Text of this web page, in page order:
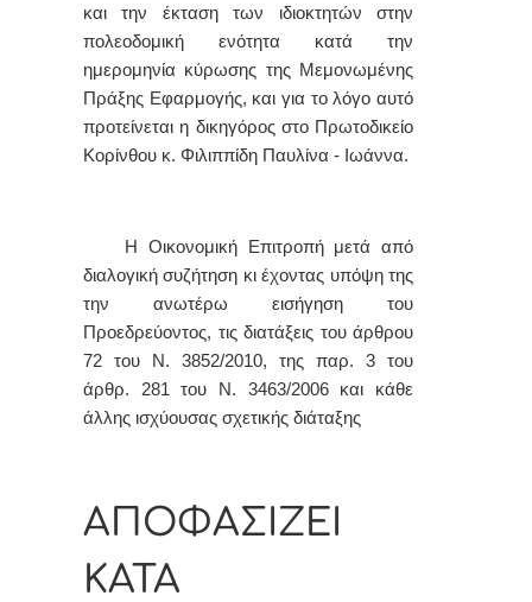
και την έκταση των ιδιοκτητών στην
πολεοδομική ενότητα κατά την
ημερομηνία κύρωσης της Μεμονωμένης
Πράξης Εφαρμογής, και για το λόγο αυτό
προτείνεται η δικηγόρος στο Πρωτοδικείο
Κορίνθου κ. Φιλιππίδη Παυλίνα - Ιωάννα.
Η Οικονομική Επιτροπή μετά από
διαλογική συζήτηση κι έχοντας υπόψη της
την ανωτέρω εισήγηση του
Προεδρεύοντος, τις διατάξεις του άρθρου
72 του Ν. 3852/2010, της παρ. 3 του
άρθρ. 281 του Ν. 3463/2006 και κάθε
άλλης ισχύουσας σχετικής διάταξης
ΑΠΟΦΑΣΙΖΕΙ
ΚΑΤΑ